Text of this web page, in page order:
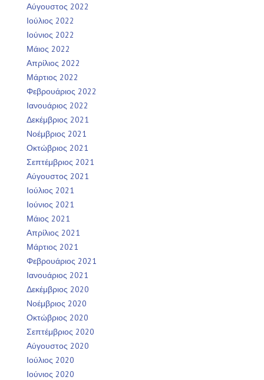
Αύγουστος 2022
Ιούλιος 2022
Ιούνιος 2022
Μάιος 2022
Απρίλιος 2022
Μάρτιος 2022
Φεβρουάριος 2022
Ιανουάριος 2022
Δεκέμβριος 2021
Νοέμβριος 2021
Οκτώβριος 2021
Σεπτέμβριος 2021
Αύγουστος 2021
Ιούλιος 2021
Ιούνιος 2021
Μάιος 2021
Απρίλιος 2021
Μάρτιος 2021
Φεβρουάριος 2021
Ιανουάριος 2021
Δεκέμβριος 2020
Νοέμβριος 2020
Οκτώβριος 2020
Σεπτέμβριος 2020
Αύγουστος 2020
Ιούλιος 2020
Ιούνιος 2020